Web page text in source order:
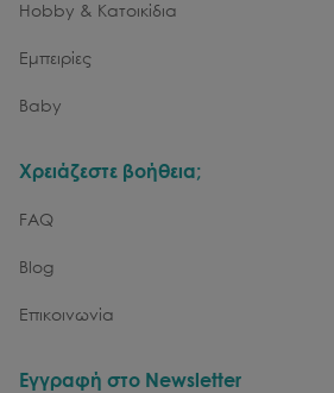
Hobby & Κατοικίδια
Εμπειρίες
Baby
Χρειάζεστε βοήθεια;
FAQ
Blog
Επικοινωνία
Εγγραφή στο Newsletter